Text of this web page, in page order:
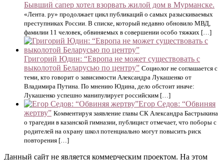
Бывший сапер хотел взорвать жилой дом в Мурманске.
«Лента. ру» продолжает цикл публикаций о самых разыскиваемых
преступниках России. В списке, который недавно обновило МВД,
фамилии 11 человек, обвиняемых в совершении особо тяжких […]
Григорий Юдин: “Европа не может существовать с
выколотой Беларусью по центру” Социолог не соглашается с
теми, кто говорит о зависимости Александра Лукашенко от
Владимира Путина. По мнению Юдина, дело обстоит иначе:
Лукашенко успешно манипулирует российским […]
Егор Седов: “Обвиняя
жертву” Комментируя заявление главы СК Александра Бастрыкина
о трагедии в казанской гимназии, публицист отмечает, что поборы с
родителей на охрану школ потенциально могут повысить риск
повторения […]
Данный сайт не является коммерческим проектом. На этом